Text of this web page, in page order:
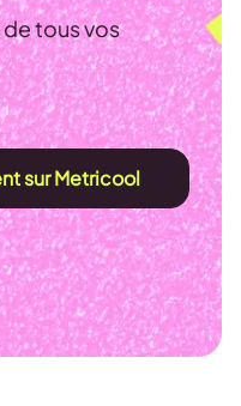
de tous vos
sur Metricool